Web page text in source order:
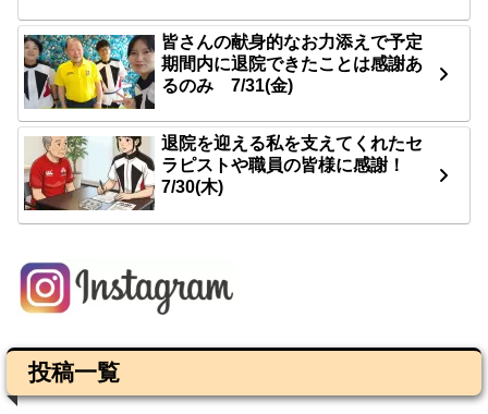
皆さんの献身的なお力添えで予定
期間内に退院できたことは感謝あ
るのみ 7/31(金)
退院を迎える私を支えてくれたセ
ラピストや職員の皆様に感謝！
7/30(木)
投稿一覧